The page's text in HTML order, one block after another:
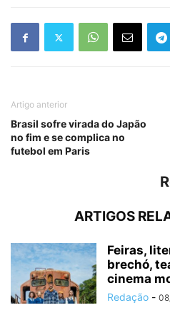
Artigo anterior
Brasil sofre virada do Japão
no fim e se complica no
futebol em Paris
ARTIGOS
Feiras,
brechó,
cinema
Redação -